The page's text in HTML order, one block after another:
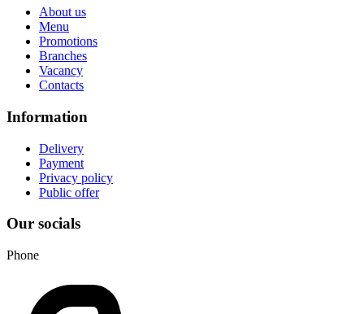
About us
Menu
Promotions
Branches
Vacancy
Contacts
Information
Delivery
Payment
Privacy policy
Public offer
Our socials
Phone